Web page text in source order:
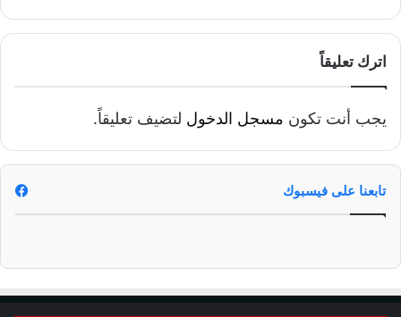
ه
ل
ي
اترك تعليقاً
يجب أنت تكون مسجل الدخول لتضيف تعليقاً.
تابعنا على فيسبوك